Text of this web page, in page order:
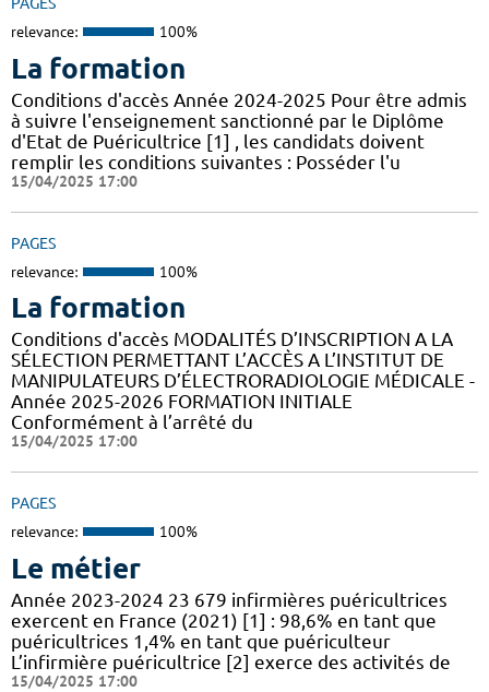
PAGES
relevance: 100%
La formation
Conditions d'accès Année 2024-2025 Pour être admis
à suivre l'enseignement sanctionné par le Diplôme
d'Etat de Puéricultrice [1] , les candidats doivent
remplir les conditions suivantes : Posséder l'u
15/04/2025 17:00
PAGES
relevance: 100%
La formation
Conditions d'accès MODALITÉS D’INSCRIPTION A LA
SÉLECTION PERMETTANT L’ACCÈS A L’INSTITUT DE
MANIPULATEURS D’ÉLECTRORADIOLOGIE MÉDICALE -
Année 2025-2026 FORMATION INITIALE
Conformément à l’arrêté du
15/04/2025 17:00
PAGES
relevance: 100%
Le métier
Année 2023-2024 23 679 infirmières puéricultrices
exercent en France (2021) [1] : 98,6% en tant que
puéricultrices 1,4% en tant que puériculteur
L’infirmière puéricultrice [2] exerce des activités de
15/04/2025 17:00